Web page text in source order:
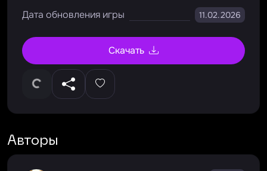
Дата обновления игры 11.02.2026
Скачать
Авторы